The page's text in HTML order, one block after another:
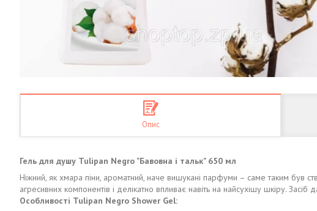
Опис
Гель для душу Tulipan Negro "Бавовна і тальк" 650 мл
Ніжний, як хмара піни, ароматний, наче вишукані парфуми – саме таким був
агресивних компонентів і делікатно впливає навіть на найсухішу шкіру.
Особливості Tulipan Negro Shower Gel: